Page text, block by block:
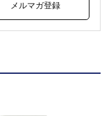
メルマガ登録